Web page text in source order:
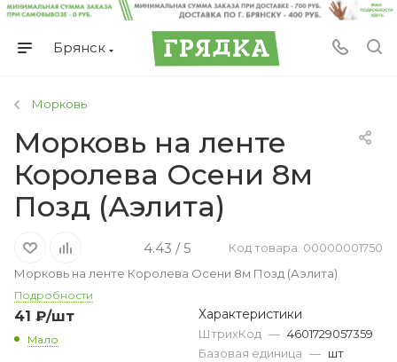
Брянск
Морковь
Морковь на ленте
Королева Осени 8м
Позд (Аэлита)
4.43 / 5
Код товара: 00000001750
Морковь на ленте Королева Осени 8м Позд (Аэлита)
Подробности
41 ₽/шт
Мало
Характеристики
ШтрихКод — 4601729057359
Базовая единица — шт